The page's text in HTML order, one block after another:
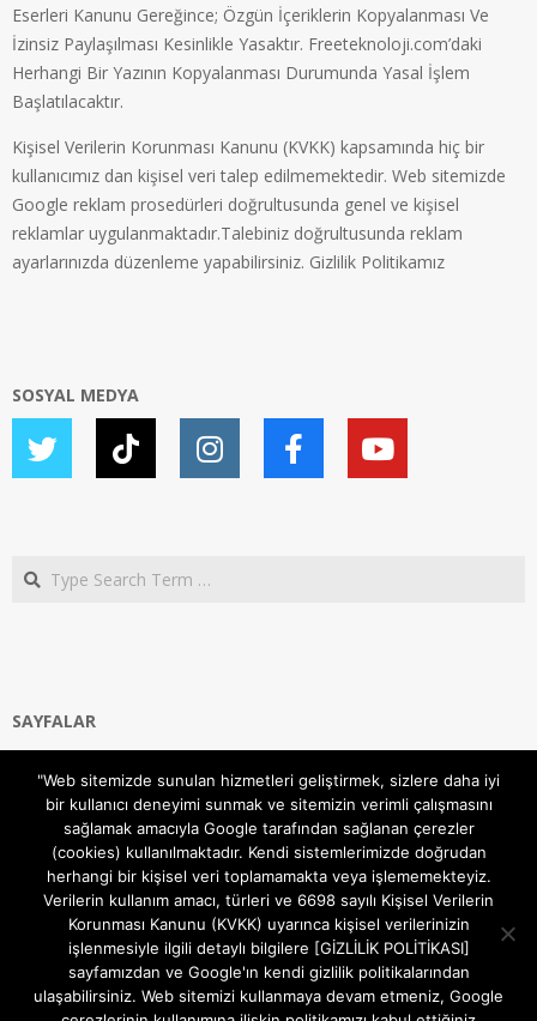
Eserleri Kanunu Gereğince; Özgün İçeriklerin Kopyalanması Ve
İzinsiz Paylaşılması Kesinlikle Yasaktır. Freeteknoloji.com’daki
Herhangi Bir Yazının Kopyalanması Durumunda Yasal İşlem
Başlatılacaktır.
Kişisel Verilerin Korunması Kanunu (KVKK) kapsamında hiç bir
kullanıcımız dan kişisel veri talep edilmemektedir. Web sitemizde
Google reklam prosedürleri doğrultusunda genel ve kişisel
reklamlar uygulanmaktadır.Talebiniz doğrultusunda reklam
ayarlarınızda düzenleme yapabilirsiniz. Gizlilik Politikamız
SOSYAL MEDYA
Search
SAYFALAR
Gizlilik ve Çerezler (Cookies) Politikası
Hakkımızda
İletişim Kanalları
MODEM KURULUM
TEKNİK DESTEK
TELEVİZYON SİSTEMLERİ
"Web sitemizde sunulan hizmetleri geliştirmek, sizlere daha iyi
bir kullanıcı deneyimi sunmak ve sitemizin verimli çalışmasını
sağlamak amacıyla Google tarafından sağlanan çerezler
(cookies) kullanılmaktadır. Kendi sistemlerimizde doğrudan
herhangi bir kişisel veri toplamamakta veya işlememekteyiz.
Verilerin kullanım amacı, türleri ve 6698 sayılı Kişisel Verilerin
Korunması Kanunu (KVKK) uyarınca kişisel verilerinizin
işlenmesiyle ilgili detaylı bilgilere [GİZLİLİK POLİTİKASI]
sayfamızdan ve Google'ın kendi gizlilik politikalarından
ulaşabilirsiniz. Web sitemizi kullanmaya devam etmeniz, Google